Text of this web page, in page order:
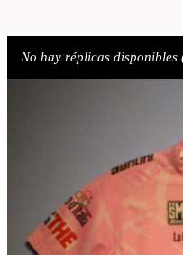
No hay réplicas disponibles